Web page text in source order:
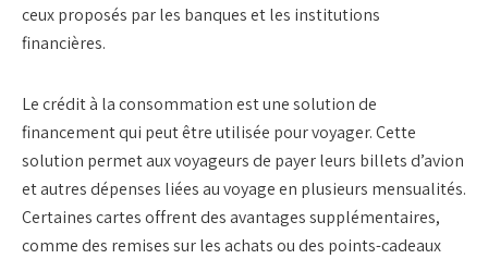
ceux proposés par les banques et les institutions
financières.
Lecrédit à la consommationest une solution de
financement qui peut être utilisée pour voyager. Cette
solution permet aux voyageurs de payer leurs billets d’avion
et autres dépenses liées au voyage en plusieurs mensualités.
Certaines cartes offrent des avantages supplémentaires,
comme des remises sur les achats ou des points-cadeaux